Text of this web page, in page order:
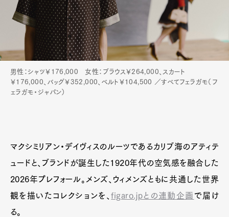
男性：シャツ￥176,000 女性：ブラウス￥264,000、スカート
￥176,000、バッグ￥352,000、ベルト￥104,500 ／すべてフェラガモ（フ
ェラガモ・ジャパン）
マクシミリアン・デイヴィスのルーツであるカリブ海のアティテ
ュードと、ブランドが誕生した1920年代の空気感を融合した
2026年プレフォール。メンズ、ウィメンズともに共通した世界
観を描いたコレクションを、figaro.jpとの連動企画 で届け
る。